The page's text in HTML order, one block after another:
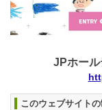
JPホール
このウェブサイト